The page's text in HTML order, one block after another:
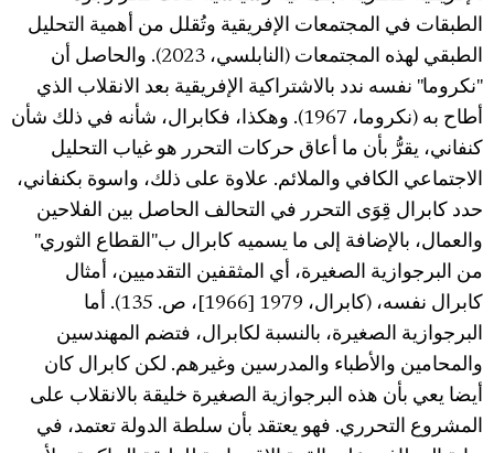
الطبقات في المجتمعات الإفريقية وتُقلل من أهمية التحليل
الطبقي لهذه المجتمعات (النابلسي، 2023). والحاصل أن
"نكروما" نفسه ندد بالاشتراكية الإفريقية بعد الانقلاب الذي
أطاح به (نكروما، 1967). وهكذا، فكابرال، شأنه في ذلك شأن
كنفاني، يقرُّ بأن ما أعاق حركات التحرر هو غياب التحليل
الاجتماعي الكافي والملائم. علاوة على ذلك، واسوة بكنفاني،
حدد كابرال قِوَى التحرر في التحالف الحاصل بين الفلاحين
والعمال، بالإضافة إلى ما يسميه كابرال ب"القطاع الثوري"
من البرجوازية الصغيرة، أي المثقفين التقدميين، أمثال
كابرال نفسه، (كابرال، 1979 [1966]، ص. 135). أما
البرجوازية الصغيرة، بالنسبة لكابرال، فتضم المهندسين
والمحامين والأطباء والمدرسين وغيرهم. لكن كابرال كان
أيضا يعي بأن هذه البرجوازية الصغيرة خليقة بالانقلاب على
المشروع التحرري. فهو يعتقد بأن سلطة الدولة تعتمد، في